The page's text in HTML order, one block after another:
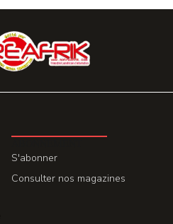
S'abonner
Consulter nos magazines